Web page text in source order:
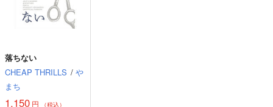
落ちない
CHEAP THRILLS / や
まち
1,150 円 （税込）